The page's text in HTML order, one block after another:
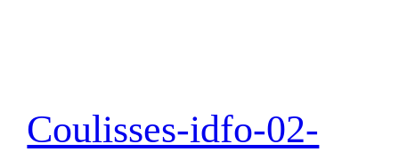
Coulisses-idfo-02-